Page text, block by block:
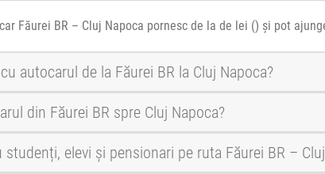
Făurei BR – Cluj Napoca pornesc de la de lei () și pot
autocarul de la Făurei BR la Cluj Napoca?
din Făurei BR spre Cluj Napoca?
elevi și pensionari pe ruta Făurei BR –